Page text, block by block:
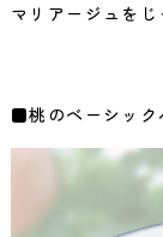
マリアージュをじ
■桃のベーシック